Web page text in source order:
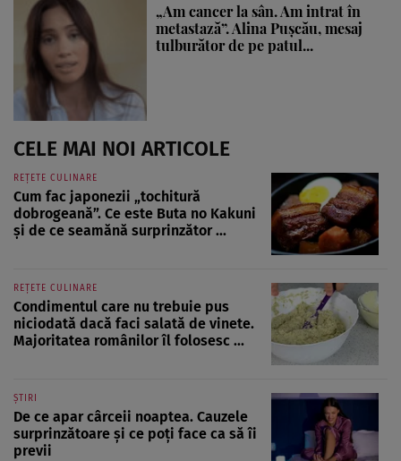
„Am cancer la sân. Am intrat în
metastază”. Alina Pușcău, mesaj
tulburător de pe patul...
CELE MAI NOI ARTICOLE
REȚETE CULINARE
Cum fac japonezii „tochitură
dobrogeană”. Ce este Buta no Kakuni
și de ce seamănă surprinzător ...
REȚETE CULINARE
Condimentul care nu trebuie pus
niciodată dacă faci salată de vinete.
Majoritatea românilor îl folosesc ...
ȘTIRI
De ce apar cârceii noaptea. Cauzele
surprinzătoare și ce poți face ca să îi
previi